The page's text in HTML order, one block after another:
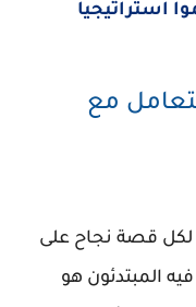
استراتيجياً
مع
لكل قصة نجاح على
المبتدئون هو